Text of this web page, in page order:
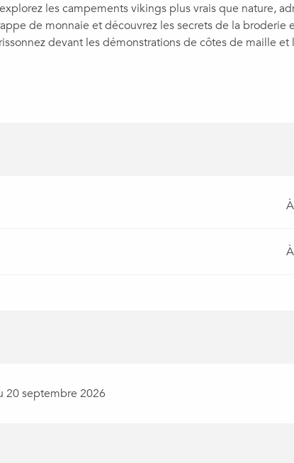
les campements vikings plus vrais que nature,
de monnaie et découvrez les secrets de la broderie
devant les démonstrations de côtes de maille
20 septembre 2026